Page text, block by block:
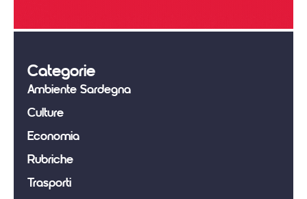
Categorie
Ambiente Sardegna
Culture
Economia
Rubriche
Trasporti